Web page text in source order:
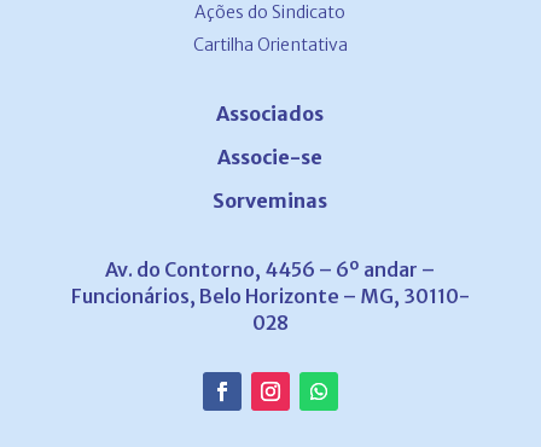
Ações do Sindicato
Cartilha Orientativa
Associados
Associe-se
Sorveminas
Av. do Contorno, 4456 – 6º andar –
Funcionários, Belo Horizonte – MG, 30110-
028